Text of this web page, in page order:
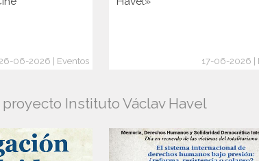
26-06-2026 | Eventos 17-06-2026 |
Instituto Václav Havel